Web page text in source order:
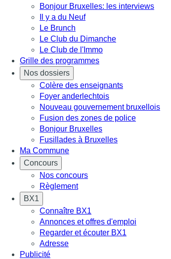
Bonjour Bruxelles: les interviews
Il y a du Neuf
Le Brunch
Le Club du Dimanche
Le Club de l'Immo
Grille des programmes
Nos dossiers
Colère des enseignants
Foyer anderlechtois
Nouveau gouvernement bruxellois
Fusion des zones de police
Bonjour Bruxelles
Fusillades à Bruxelles
Ma Commune
Concours
Nos concours
Règlement
BX1
Connaître BX1
Annonces et offres d'emploi
Regarder et écouter BX1
Adresse
Publicité